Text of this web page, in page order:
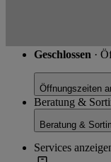
Geschlossen ·
Öffnungszeiten
Beratung &
Beratung &
Services